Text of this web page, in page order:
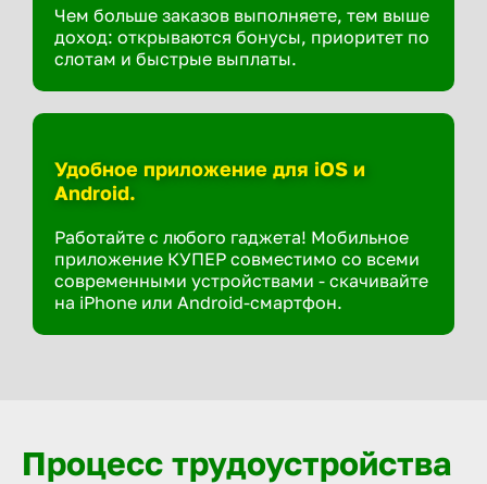
Чем больше заказов выполняете, тем выше
доход: открываются бонусы, приоритет по
слотам и быстрые выплаты.
Удобное приложение для iOS и
Android.
Работайте с любого гаджета! Мобильное
приложение КУПЕР совместимо со всеми
современными устройствами - скачивайте
на iPhone или Android-смартфон.
Процесс трудоустройства